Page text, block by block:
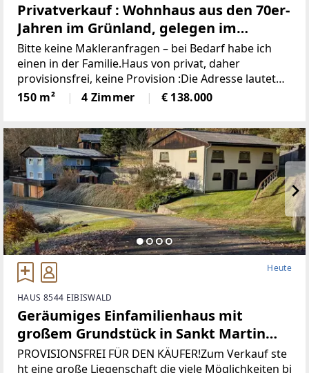
Privatverkauf : Wohnhaus aus den 70er-
Jahren im Grünland, gelegen im
idyllischen Wechselgebiet
(Provisionsfrei)
Bitte keine Makleranfragen – bei Bedarf habe ich
einen in der Familie.Haus von privat, daher
provisionsfrei, keine Provision :Die Adresse lautet
“8243 Pinggau, Wiesenhöf 43“. Achtung : in
manchen Navis(auch
150 m² 4 Zimmer € 138.000
Heute
HAUS 8544 EIBISWALD
Geräumiges Einfamilienhaus mit
großem Grundstück in Sankt Martin
(Provisionsfrei)
PROVISIONSFREI FÜR DEN KÄUFER!Zum Verkauf ste
ht eine große Liegenschaft die viele Möglichkeiten bi